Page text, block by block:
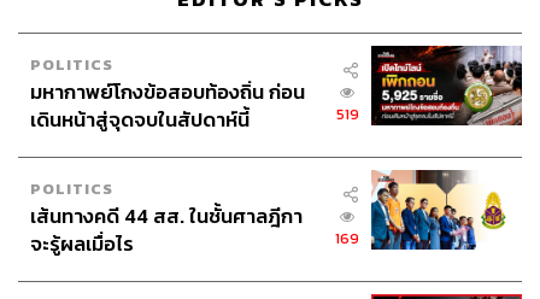
POLITICS
มหากาพย์โกงข้อสอบท้องถิ่น ก่อน
เดินหน้าสู่จุดจบในสัปดาห์นี้
519
POLITICS
เส้นทางคดี 44 สส. ในชั้นศาลฎีกา
จะรู้ผลเมื่อไร
169